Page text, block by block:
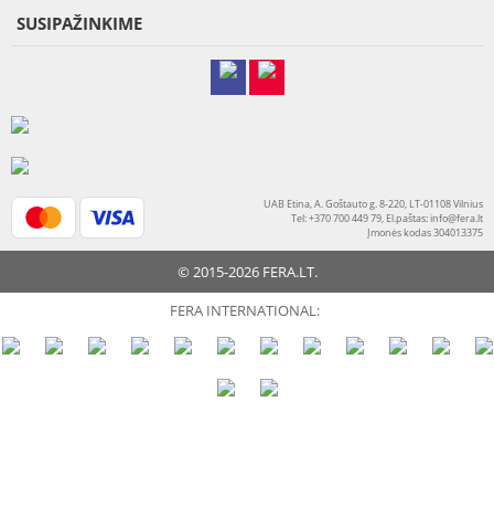
SUSIPAŽINKIME
UAB Etina, A. Goštauto g. 8-220, LT-01108 Vilnius
Tel: +370 700 449 79, El.paštas:info@fera.lt
Įmonės kodas 304013375
© 2015-2026 FERA.LT.
FERA INTERNATIONAL: